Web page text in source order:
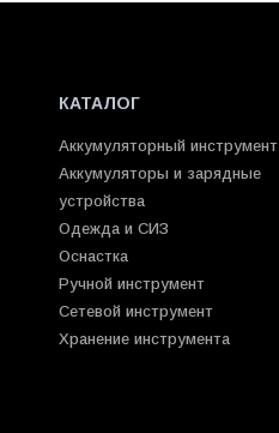
КАТАЛОГ
Аккумуляторный инструмент
Аккумуляторы и зарядные
устройства
Одежда и СИЗ
Оснастка
Ручной инструмент
Сетевой инструмент
Хранение инструмента